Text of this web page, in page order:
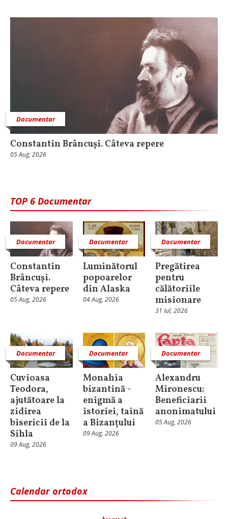
Documentar
Constantin Brâncuși. Câteva repere
05 Aug, 2026
TOP 6 Documentar
Documentar
Constantin
Brâncuși.
Câteva repere
05 Aug, 2026
Documentar
Luminătorul
popoarelor
din Alaska
04 Aug, 2026
Documentar
Pregătirea
pentru
călătoriile
misionare
31 Iul, 2026
Documentar
Cuvioasa
Teodora,
ajutătoare la
zidirea
bisericii de la
Sihla
09 Aug, 2026
Documentar
Monahia
bizantină -
enigmă a
istoriei, taină
a Bizanțului
09 Aug, 2026
Documentar
Alexandru
Mironescu:
Beneficiarii
anonimatului
05 Aug, 2026
Calendar ortodox